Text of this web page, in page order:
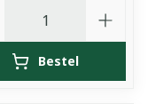
Bestel